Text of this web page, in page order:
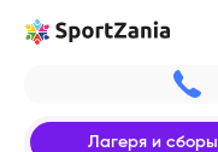
Лагеря и сборы